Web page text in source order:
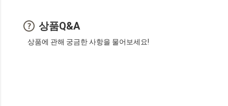
상품Q&A
상품에 관해 궁금한 사항을 물어보세요!